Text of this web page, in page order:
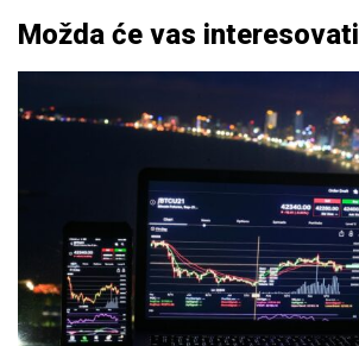
Možda će vas interesovati